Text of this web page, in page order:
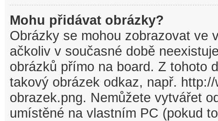
Mohu přidávat obrázky?
Obrázky se mohou zobrazovat ve
ačkoliv v současné době
obrázků přímo na board. Z tohoto
takový obrázek odkaz, např.
obrazek.png. Nemůžete vytvářet
umístěné na vlastním PC (pokud